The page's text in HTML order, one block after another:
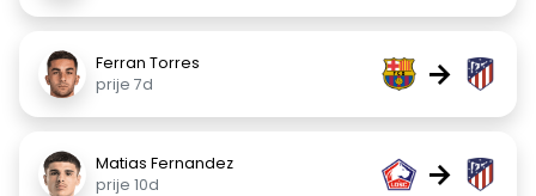
Ferran Torres
prije 7d
→
Matias Fernandez
prije 10d
→